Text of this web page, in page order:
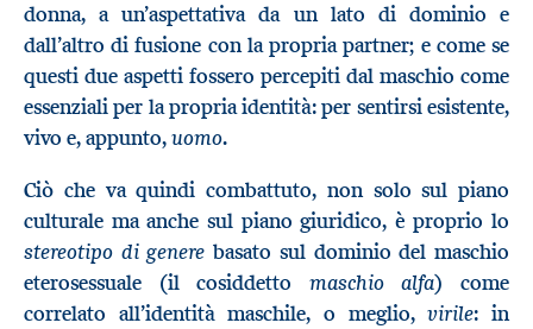
donna, a un’aspettativa da un lato di dominio e
dall’altro di fusione con la propria partner; e come se
questi due aspetti fossero percepiti dal maschio come
essenziali per la propria identità: per sentirsi esistente,
vivo e, appunto,uomo.
Ciò che va quindi combattuto, non solo sul piano
culturale ma anche sul piano giuridico, è proprio lo
stereotipo di genere basato sul dominio del maschio
eterosessuale (il cosiddetto maschio alfa) come
correlato all’identità maschile, o meglio,virile: in